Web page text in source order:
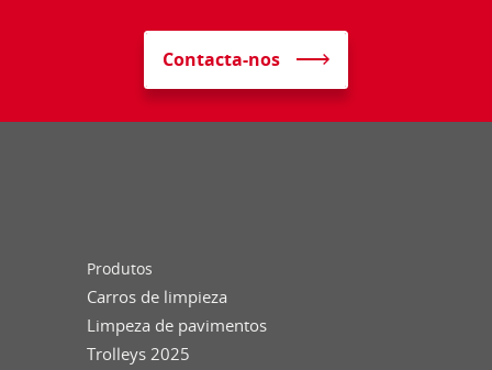
Contacta-nos
Produtos
Carros de limpieza
Limpeza de pavimentos
Trolleys 2025